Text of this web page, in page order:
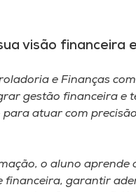
visão financeira
e Finanças
gestão financeira e
atuar com
o aluno aprende
financeira, garantir